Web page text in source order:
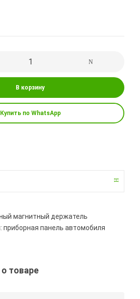
В корзину
Купить по WhatsApp
магнитный держатель
приборная панель автомобиля
товаре